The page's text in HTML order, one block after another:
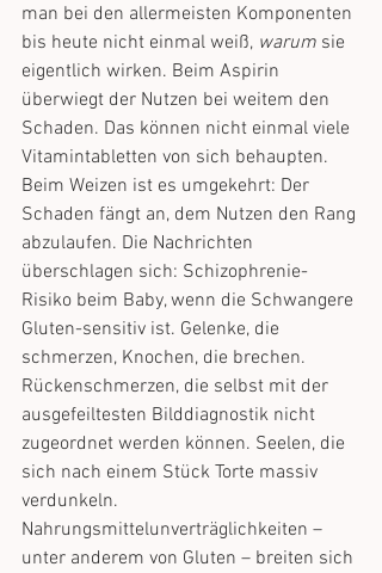
man bei den allermeisten Komponenten
bis heute nicht einmal weiß, warum sie
eigentlich wirken. Beim Aspirin
überwiegt der Nutzen bei weitem den
Schaden. Das können nicht einmal viele
Vitamintabletten von sich behaupten.
Beim Weizen ist es umgekehrt: Der
Schaden fängt an, dem Nutzen den Rang
abzulaufen. Die Nachrichten
überschlagen sich: Schizophrenie-
Risiko beim Baby, wenn die Schwangere
Gluten-sensitiv ist. Gelenke, die
schmerzen, Knochen, die brechen.
Rückenschmerzen, die selbst mit der
ausgefeiltesten Bilddiagnostik nicht
zugeordnet werden können. Seelen, die
sich nach einem Stück Torte massiv
verdunkeln.
Nahrungsmittelunverträglichkeiten –
unter anderem von Gluten – breiten sich